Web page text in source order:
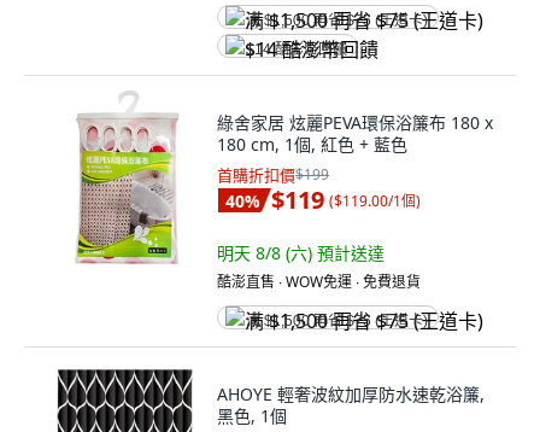
满 $1,500 再省 $75 (王道卡)
$14 酷澎幣回饋
綠舍家居 炫麗PEVA環保浴簾布 180 x
180 cm, 1個, 紅色 + 藍色
首購折扣價$199
40% $119 ($119.00/1個)
明天 8/8 (六) 預計送達
酷澎直售 ∙ WOW免運 ∙ 免費退貨
满 $1,500 再省 $75 (王道卡)
AHOYE 輕奢波紋加厚防水速乾浴簾,
黑色, 1個